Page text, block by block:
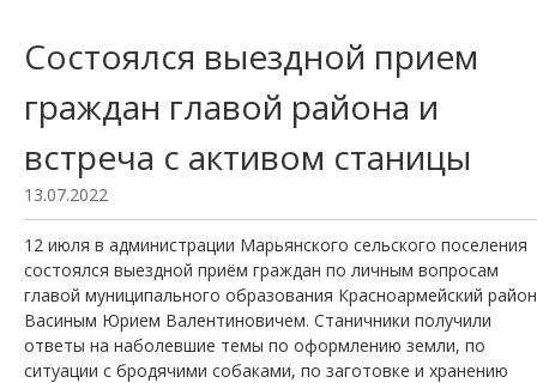
Состоялся выездной прием
граждан главой района и
встреча с активом станицы
13.07.2022
12 июля в администрации Марьянского сельского поселения
состоялся выездной приём граждан по личным вопросам
главой муниципального образования Красноармейский район
Васиным Юрием Валентиновичем. Станичники получили
ответы на наболевшие темы по оформлению земли, по
ситуации с бродячими собаками, по заготовке и хранению